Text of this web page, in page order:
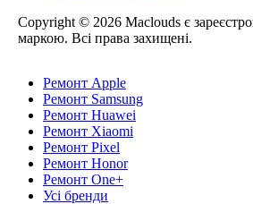
Copyright © 2026 Maclouds є
маркою. Всі права захищені.
Ремонт Apple
Ремонт Samsung
Ремонт Huawei
Ремонт Xiaomi
Ремонт Pixel
Ремонт Honor
Ремонт One+
Усі бренди